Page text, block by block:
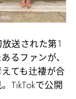
送された第1
るファンが、
ても辻褄が合
TikTokで公開